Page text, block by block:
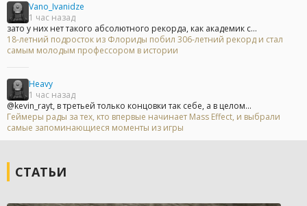
Vano_Ivanidze
1 час назад
зато у них нет такого абсолютного рекорда, как академик с...
18-летний подросток из Флориды побил 306-летний рекорд и стал
самым молодым профессором в истории
Heavy
1 час назад
@kevin_rayt, в третьей только концовки так себе, а в целом...
Геймеры рады за тех, кто впервые начинает Mass Effect, и выбрали
самые запоминающиеся моменты из игры
СТАТЬИ